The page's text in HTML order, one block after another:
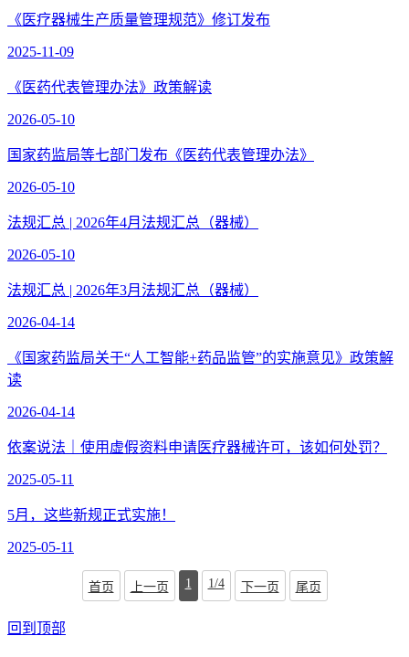
《医疗器械生产质量管理规范》修订发布
2025-11-09
《医药代表管理办法》政策解读
2026-05-10
国家药监局等七部门发布《医药代表管理办法》
2026-05-10
法规汇总 | 2026年4月法规汇总（器械）
2026-05-10
法规汇总 | 2026年3月法规汇总（器械）
2026-04-14
《国家药监局关于“人工智能+药品监管”的实施意见》政策解
读
2026-04-14
依案说法｜使用虚假资料申请医疗器械许可，该如何处罚？
2025-05-11
5月，这些新规正式实施！
2025-05-11
首页 上一页 1 1/4 下一页 尾页
回到顶部